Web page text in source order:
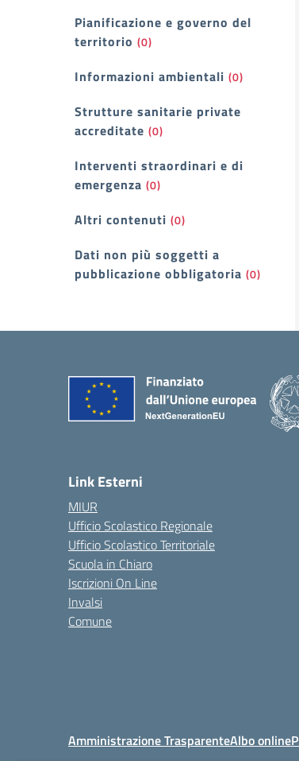
Pianificazione e governo del
territorio (0)
Informazioni ambientali (0)
Strutture sanitarie private
accreditate (0)
Interventi straordinari e di
emergenza (0)
Altri contenuti (0)
Dati non più soggetti a
pubblicazione obbligatoria (0)
Link Esterni
MIUR
Ufficio Scolastico Regionale
Ufficio Scolastico Territoriale
Scuola in Chiaro
Iscrizioni On Line
Invalsi
Comune
Amministrazione TrasparenteAlbo online